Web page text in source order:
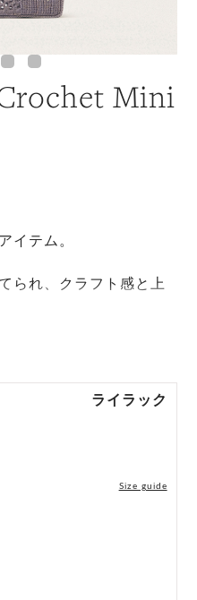
Mini
イテム。
られ、クラフト感と上
ドのため、サイズ・色
ライラック
Size guide